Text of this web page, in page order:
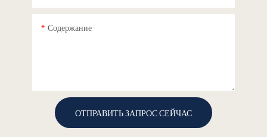
Содержание
ОТПРАВИТЬ ЗАПРОС СЕЙЧАС